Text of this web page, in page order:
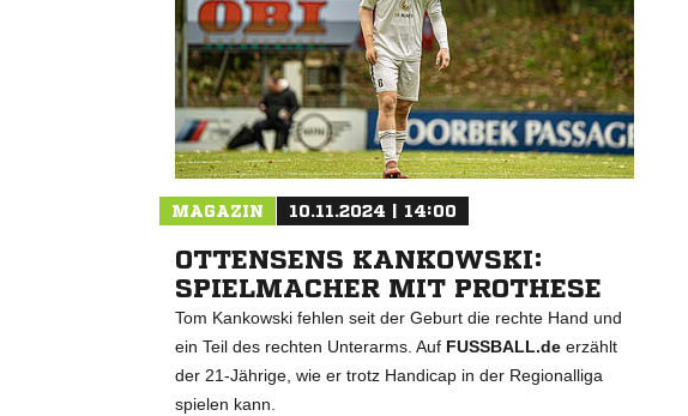
MAGAZIN 10.11.2024 | 14:00
OTTENSENS KANKOWSKI:
SPIELMACHER MIT PROTHESE
Tom Kankowski fehlen seit der Geburt die rechte Hand und
ein Teil des rechten Unterarms. Auf FUSSBALL.de erzählt
der 21-Jährige, wie er trotz Handicap in der Regionalliga
spielen kann.